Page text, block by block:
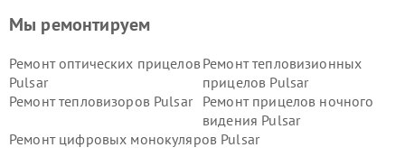
Мы ремонтируем
Ремонт оптических прицелов
Pulsar
Ремонт тепловизионных
прицелов Pulsar
Ремонт тепловизоров Pulsar
Ремонт прицелов ночного
видения Pulsar
Ремонт цифровых монокуляров Pulsar